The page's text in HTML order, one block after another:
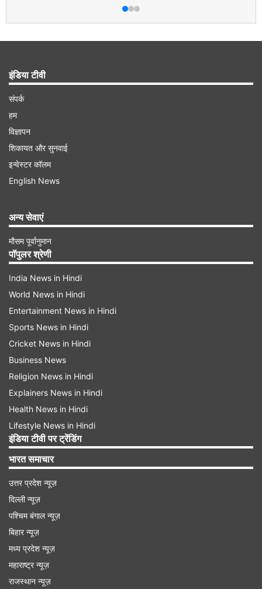
इंडिया टीवी
संपर्क
हम
विज्ञापन
शिकायत और सुनवाई
इन्वेस्टर कॉलम
English News
अन्य सेवाएं
मौसम पूर्वानुमान
पॉपुलर श्रेणी
India News in Hindi
World News in Hindi
Entertainment News in Hindi
Sports News in Hindi
Cricket News in Hindi
Business News
Religion News in Hindi
Explainers News in Hindi
Health News in Hindi
Lifestyle News in Hindi
इंडिया टीवी पर ट्रेंडिंग
भारत समाचार
उत्तर प्रदेश न्यूज़
दिल्ली न्यूज़
पश्चिम बंगाल न्यूज़
बिहार न्यूज़
मध्य प्रदेश न्यूज़
महाराष्ट्र न्यूज़
राजस्थान न्यूज़